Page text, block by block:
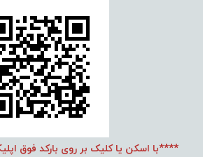
****با اسکن یا کلیک بر روی بارکد فوق